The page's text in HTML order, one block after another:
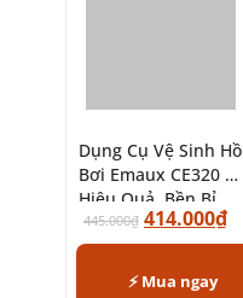
Dụng Cụ Vệ Sinh Hồ
Bơi Emaux CE320 –
Hiệu Quả, Bền Bỉ
445.000₫ 414.000₫
⚡ Mua ngay